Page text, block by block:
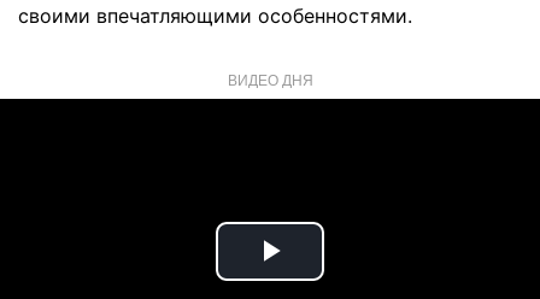
своими впечатляющими особенностями.
ВИДЕО ДНЯ
Play